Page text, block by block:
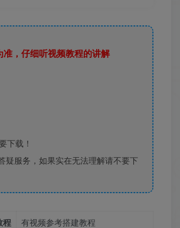
准，仔细听视频教程的讲解
下载！
疑服务，如果实在无法理解请不要下
程
有视频参考搭建教程